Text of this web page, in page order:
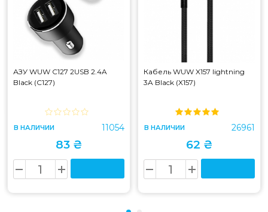
АЗУ WUW C127 2USB 2.4A
Black (C127)
В НАЛИЧИИ 11054
83 ₴
Кабель WUW X157 lightning
3A Black (X157)
В НАЛИЧИИ 26961
62 ₴